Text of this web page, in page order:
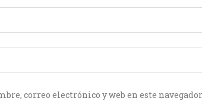
correo electrónico y web en este